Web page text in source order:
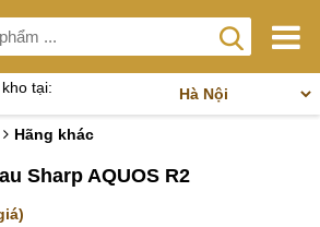
tại:
Hãng khác
Sharp AQUOS R2